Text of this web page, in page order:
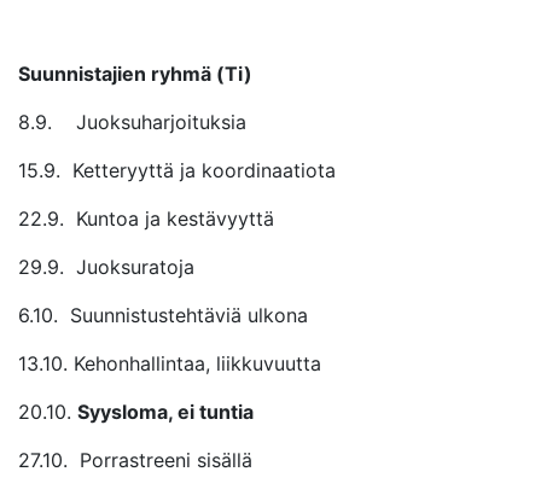
Suunnistajien ryhmä (Ti)
8.9. Juoksuharjoituksia
15.9. Ketteryyttä ja koordinaatiota
22.9. Kuntoa ja kestävyyttä
29.9. Juoksuratoja
6.10. Suunnistustehtäviä ulkona
13.10. Kehonhallintaa, liikkuvuutta
20.10. Syysloma, ei tuntia
27.10. Porrastreeni sisällä